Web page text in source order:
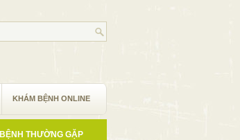
KHÁM BỆNH ONLINE
BỆNH THƯỜNG GẶP